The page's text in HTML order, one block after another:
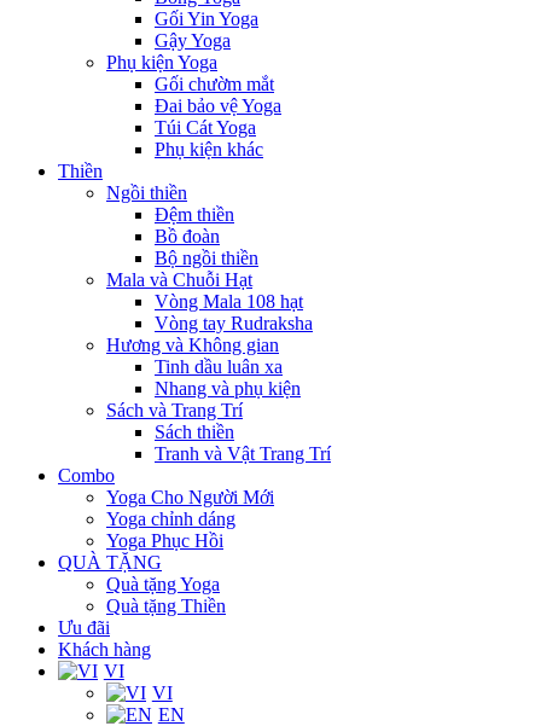
Gối Yin Yoga
Gậy Yoga
Phụ kiện Yoga
Gối chườm mắt
Đai bảo vệ Yoga
Túi Cát Yoga
Phụ kiện khác
Thiền
Ngồi thiền
Đệm thiền
Bồ đoàn
Bộ ngồi thiền
Mala và Chuỗi Hạt
Vòng Mala 108 hạt
Vòng tay Rudraksha
Hương và Không gian
Tinh dầu luân xa
Nhang và phụ kiện
Sách và Trang Trí
Sách thiền
Tranh và Vật Trang Trí
Combo
Yoga Cho Người Mới
Yoga chỉnh dáng
Yoga Phục Hồi
QUÀ TẶNG
Quà tặng Yoga
Quà tặng Thiền
Ưu đãi
Khách hàng
VI
VI
EN